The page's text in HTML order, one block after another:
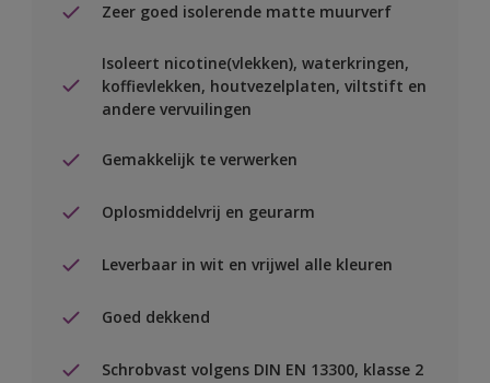
Zeer goed isolerende matte muurverf
Isoleert nicotine(vlekken), waterkringen,
koffievlekken, houtvezelplaten, viltstift en
andere vervuilingen
Gemakkelijk te verwerken
Oplosmiddelvrij en geurarm
Leverbaar in wit en vrijwel alle kleuren
Goed dekkend
Schrobvast volgens DIN EN 13300, klasse 2